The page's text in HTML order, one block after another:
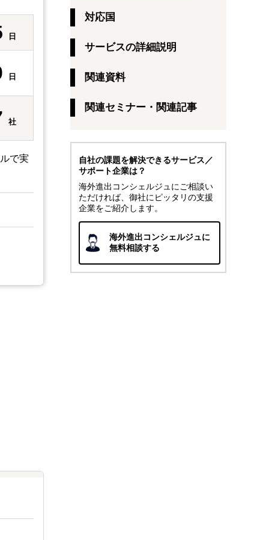
日
日
社
で実
対応国
サービスの詳細説明
関連資料
関連セミナー・関連記事
自社の課題を解決できるサービス／
サポート企業は？
海外進出コンシェルジュにご相談い
ただければ、御社にピッタリの支援
企業をご紹介します。
海外進出コンシェルジュに
無料相談する